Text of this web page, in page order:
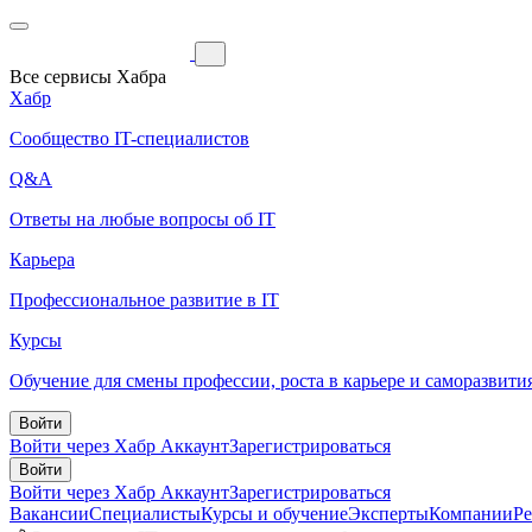
Все сервисы Хабра
Хабр
Сообщество IT-специалистов
Q&A
Ответы на любые вопросы об IT
Карьера
Профессиональное развитие в IT
Курсы
Обучение для смены профессии, роста в карьере и
Войти
Войти через Хабр АккаунтЗарегистрироваться
Войти
Войти через Хабр АккаунтЗарегистрироваться
ВакансииСпециалистыКурсы и обучениеЭкспертыКомпании